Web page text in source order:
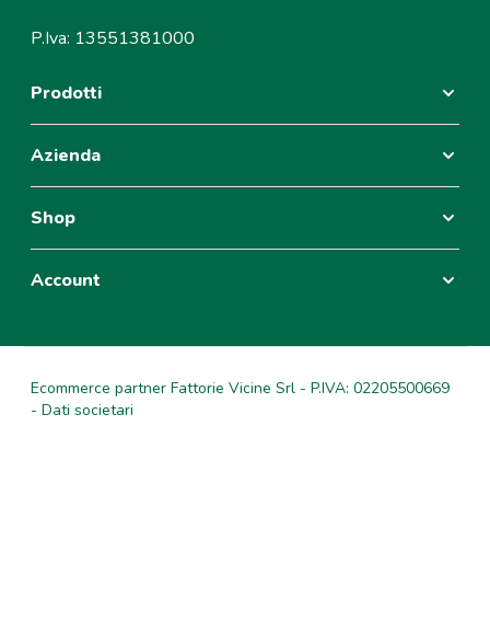
P.Iva: 13551381000
Prodotti
Azienda
Shop
Account
Ecommerce partner Fattorie Vicine Srl - P.IVA: 02205500669
- Dati societari